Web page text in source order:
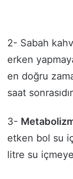
2- Sabah
erken
en doğru
saat
3-
etken bol su
litre su